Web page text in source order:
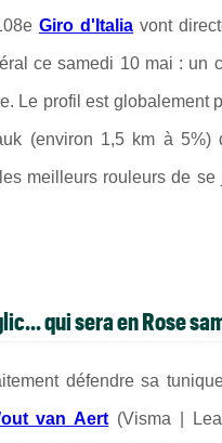
Giro d'Italia vont
ce samedi 10 mai : un
Le profil est globalement
(environ 1,5 km à
meilleurs rouleurs de
qui sera en Rose
défendre sa
van Aert (Visma |